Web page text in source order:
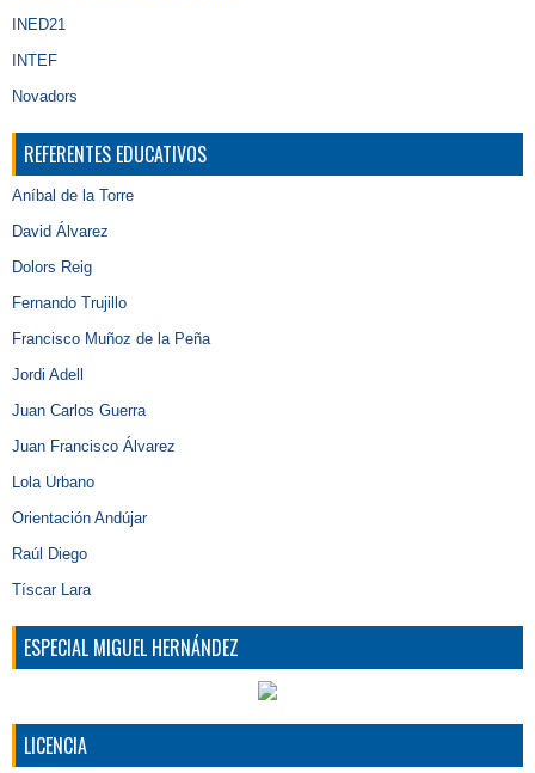
INED21
INTEF
Novadors
REFERENTES EDUCATIVOS
Aníbal de la Torre
David Álvarez
Dolors Reig
Fernando Trujillo
Francisco Muñoz de la Peña
Jordi Adell
Juan Carlos Guerra
Juan Francisco Álvarez
Lola Urbano
Orientación Andújar
Raúl Diego
Tíscar Lara
ESPECIAL MIGUEL HERNÁNDEZ
LICENCIA